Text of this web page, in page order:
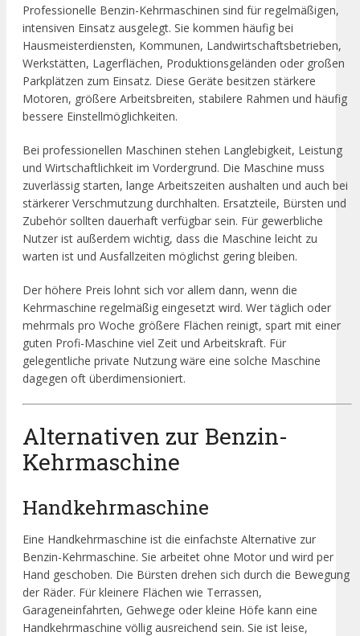
Professionelle Benzin-Kehrmaschinen sind für regelmäßigen,
intensiven Einsatz ausgelegt. Sie kommen häufig bei
Hausmeisterdiensten, Kommunen, Landwirtschaftsbetrieben,
Werkstätten, Lagerflächen, Produktionsgeländen oder großen
Parkplätzen zum Einsatz. Diese Geräte besitzen stärkere
Motoren, größere Arbeitsbreiten, stabilere Rahmen und häufig
bessere Einstellmöglichkeiten.
Bei professionellen Maschinen stehen Langlebigkeit, Leistung
und Wirtschaftlichkeit im Vordergrund. Die Maschine muss
zuverlässig starten, lange Arbeitszeiten aushalten und auch bei
stärkerer Verschmutzung durchhalten. Ersatzteile, Bürsten und
Zubehör sollten dauerhaft verfügbar sein. Für gewerbliche
Nutzer ist außerdem wichtig, dass die Maschine leicht zu
warten ist und Ausfallzeiten möglichst gering bleiben.
Der höhere Preis lohnt sich vor allem dann, wenn die
Kehrmaschine regelmäßig eingesetzt wird. Wer täglich oder
mehrmals pro Woche größere Flächen reinigt, spart mit einer
guten Profi-Maschine viel Zeit und Arbeitskraft. Für
gelegentliche private Nutzung wäre eine solche Maschine
dagegen oft überdimensioniert.
Alternativen zur Benzin-
Kehrmaschine
Handkehrmaschine
Eine Handkehrmaschine ist die einfachste Alternative zur
Benzin-Kehrmaschine. Sie arbeitet ohne Motor und wird per
Hand geschoben. Die Bürsten drehen sich durch die Bewegung
der Räder. Für kleinere Flächen wie Terrassen,
Garageneinfahrten, Gehwege oder kleine Höfe kann eine
Handkehrmaschine völlig ausreichend sein. Sie ist leise,